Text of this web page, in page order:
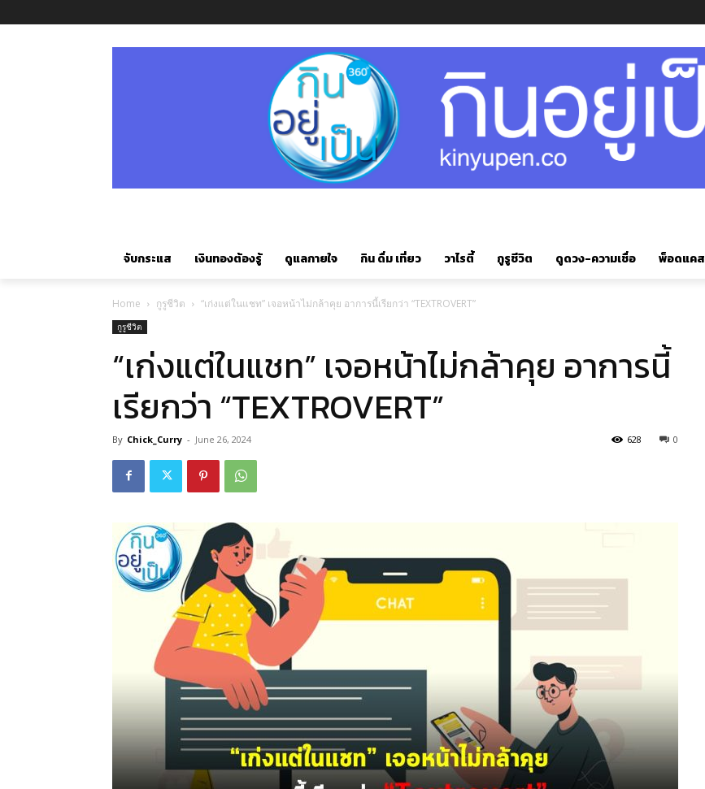
จับกระแส เงินทองต้องรู้ ดูแลกายใจ กิน ดื่ม เที่ยว วาไรตี้ กูรูชีวิต ดูดวง-ความเชื่อ พ็อดแคส
Home กูรูชีวิต “เก่งแต่ในแชท” เจอหน้าไม่กล้าคุย อาการนี้เรียกว่า “TEXTROVERT”
กูรูชีวิต
“เก่งแต่ในแชท” เจอหน้าไม่กล้าคุย อาการนี้
เรียกว่า “TEXTROVERT”
By Chick_Curry - June 26, 2024 0
628